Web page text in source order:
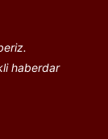
haberdar